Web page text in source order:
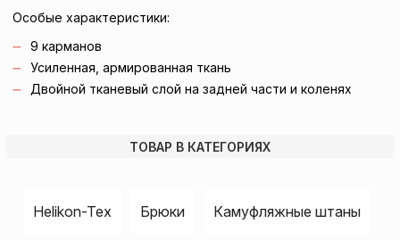
Особые характеристики:
9 карманов
Усиленная, армированная ткань
Двойной тканевый слой на задней части и коленях
ТОВАР В КАТЕГОРИЯХ
Helikon-Tex Брюки Камуфляжные штаны